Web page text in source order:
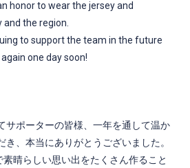
honor to wear the jersey and
the region.
to support the team in the future
one day soon!
サポーターの皆様、一年を通して温か
き、本当にありがとうございました。
晴らしい思い出をたくさん作ること